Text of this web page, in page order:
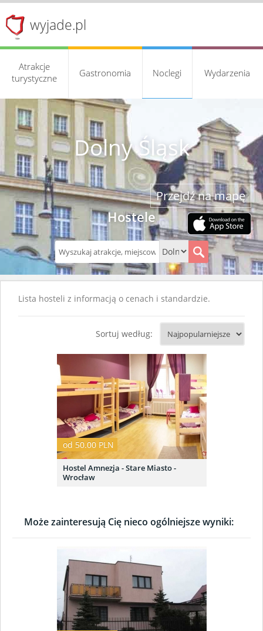
wyjade.pl
Atrakcje
turystyczne
Gastronomia Noclegi Wydarzenia
Dolny Śląsk
Hostele
Przejdź na mapę
Lista hosteli z informacją o cenach i standardzie.
Sortuj według:
od 50.00 PLN
Hostel Amnezja - Stare Miasto -
Wrocław
Może zainteresują Cię nieco ogólniejsze wyniki: